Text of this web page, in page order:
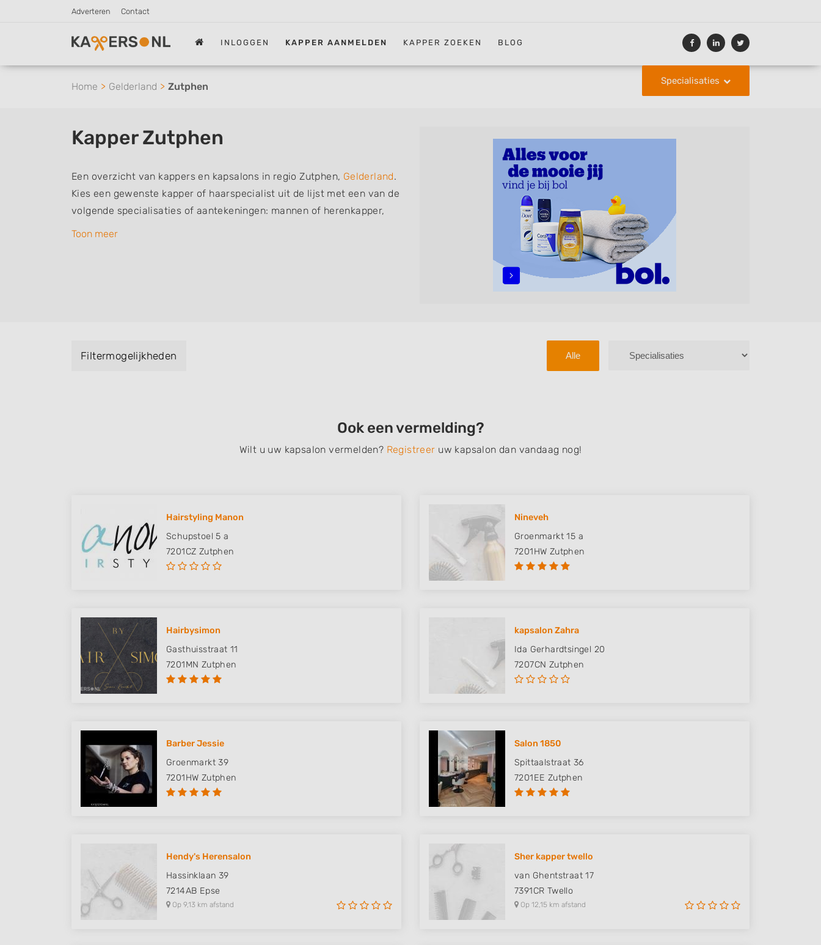
Adverteren Contact
INLOGGEN KAPPER AANMELDEN KAPPER ZOEKEN BLOG
Specialisaties
Home Gelderland Zutphen
Kapper Zutphen
Een overzicht van kappers en kapsalons in regio Zutphen, Gelderland.
Kies een gewenste kapper of haarspecialist uit de lijst met een van de
volgende specialisaties of aantekeningen: mannen of herenkapper,
vrouwen of dameskapper, kinderkapper, thuiskapper, barber of kies voor
zuid, west en het centrum) van Zutphen.
Toon meer
Filtermogelijkheden Alle
Ook een vermelding?
Wilt u uw kapsalon vermelden? Registreer uw kapsalon dan vandaag nog!
Hairstyling Manon
Schupstoel 5 a
7201CZ Zutphen
Nineveh
Groenmarkt 15 a
7201HW Zutphen
Hairbysimon
Gasthuisstraat 11
7201MN Zutphen
kapsalon Zahra
Ida Gerhardtsingel 20
7207CN Zutphen
Barber Jessie
Groenmarkt 39
7201HW Zutphen
Salon 1850
Spittaalstraat 36
7201EE Zutphen
Hendy's Herensalon
Hassinklaan 39
7214AB Epse
Op 9,13 km afstand
Sher kapper twello
van Ghentstraat 17
7391CR Twello
Op 12,15 km afstand